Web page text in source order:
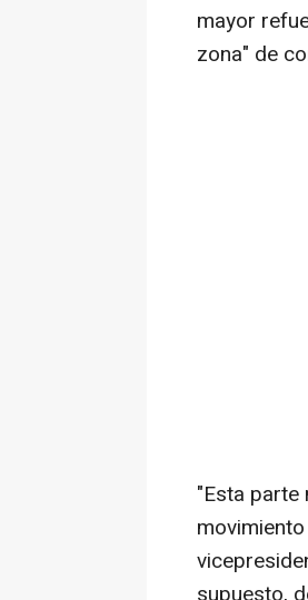
mayor
zona" de
"Esta parte